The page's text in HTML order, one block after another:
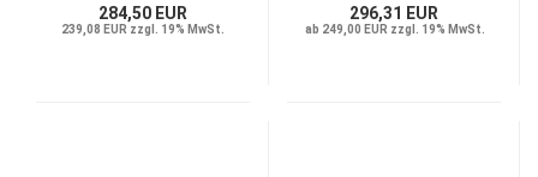
284,50 EUR
239,08 EUR zzgl. 19% MwSt.
296,31 EUR
ab 249,00 EUR zzgl. 19% MwSt.